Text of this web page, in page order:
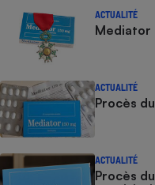
ACTUALITÉ
Mediator
ACTUALITÉ
Procès
ACTUALITÉ
Procès